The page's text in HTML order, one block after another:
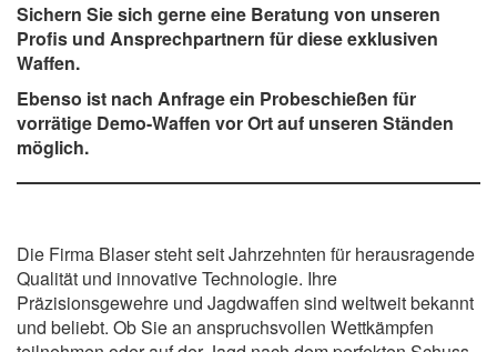
Sichern Sie sich gerne eine Beratung von unseren
Profis und Ansprechpartnern für diese exklusiven
Waffen.
Ebenso ist nach Anfrage ein Probeschießen für
vorrätige Demo-Waffen vor Ort auf unseren Ständen
möglich.
Die Firma Blaser steht seit Jahrzehnten für herausragende
Qualität und innovative Technologie. Ihre
Präzisionsgewehre und Jagdwaffen sind weltweit bekannt
und beliebt. Ob Sie an anspruchsvollen Wettkämpfen